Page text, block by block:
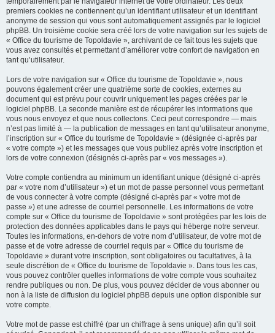
premiers cookies ne contiennent qu’un identifiant utilisateur et un identifiant
anonyme de session qui vous sont automatiquement assignés par le logiciel
phpBB. Un troisième cookie sera créé lors de votre navigation sur les sujets de
« Office du tourisme de Topoldavie », archivant de ce fait tous les sujets que
vous avez consultés et permettant d’améliorer votre confort de navigation en
tant qu’utilisateur.
Lors de votre navigation sur « Office du tourisme de Topoldavie », nous
pouvons également créer une quatrième sorte de cookies, externes au
document qui est prévu pour couvrir uniquement les pages créées par le
logiciel phpBB. La seconde manière est de récupérer les informations que
vous nous envoyez et que nous collectons. Ceci peut correspondre — mais
n’est pas limité à — la publication de messages en tant qu’utilisateur anonyme,
l’inscription sur « Office du tourisme de Topoldavie » (désignée ci-après par
« votre compte ») et les messages que vous publiez après votre inscription et
lors de votre connexion (désignés ci-après par « vos messages »).
Votre compte contiendra au minimum un identifiant unique (désigné ci-après
par « votre nom d’utilisateur ») et un mot de passe personnel vous permettant
de vous connecter à votre compte (désigné ci-après par « votre mot de
passe ») et une adresse de courriel personnelle. Les informations de votre
compte sur « Office du tourisme de Topoldavie » sont protégées par les lois de
protection des données applicables dans le pays qui héberge notre serveur.
Toutes les informations, en-dehors de votre nom d’utilisateur, de votre mot de
passe et de votre adresse de courriel requis par « Office du tourisme de
Topoldavie » durant votre inscription, sont obligatoires ou facultatives, à la
seule discrétion de « Office du tourisme de Topoldavie ». Dans tous les cas,
vous pouvez contrôler quelles informations de votre compte vous souhaitez
rendre publiques ou non. De plus, vous pouvez décider de vous abonner ou
non à la liste de diffusion du logiciel phpBB depuis une option disponible sur
votre compte.
Votre mot de passe est chiffré (par un chiffrage à sens unique) afin qu’il soit